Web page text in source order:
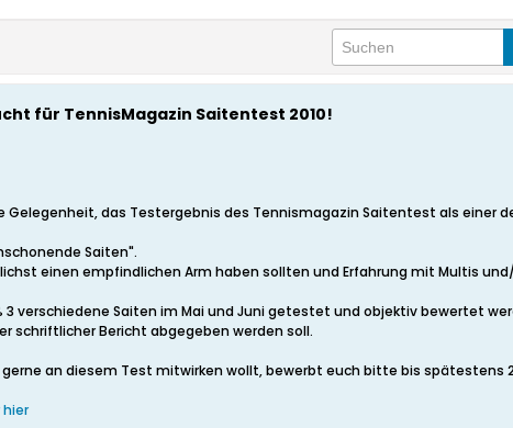
für TennisMagazin Saitentest 2010!
Gelegenheit, das Testergebnis des Tennismagazin Saitentest als
Saiten".
einen empfindlichen Arm haben sollten und Erfahrung mit Multis
verschiedene Saiten im Mai und Juni getestet und objektiv bewertet
schriftlicher Bericht abgegeben werden soll.
an diesem Test mitwirken wollt, bewerbt euch bitte bis spätestens